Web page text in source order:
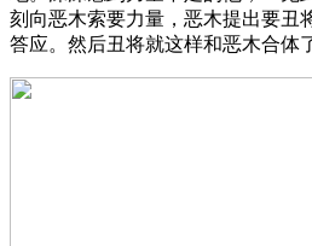
刻向恶木索要力量，恶木提出要丑
答应。然后丑将就这样和恶木合体